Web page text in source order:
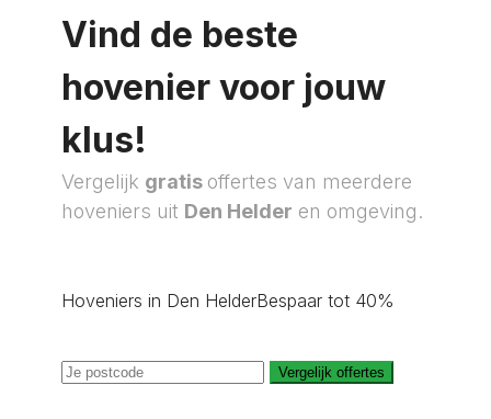
Vind de beste
hovenier voor jouw
klus!
Vergelijk gratis offertes van meerdere
hoveniers uit Den Helder en omgeving.
Hoveniers in Den HelderBespaar tot 40%
Vergelijk offertes